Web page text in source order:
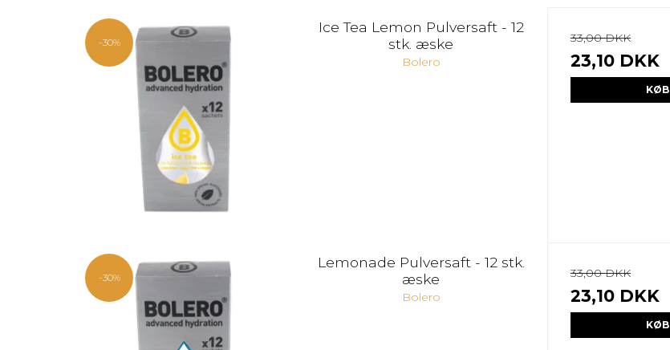
-30%
Ice Tea Lemon Pulversaft - 12
stk. æske
Bolero
33,00 DKK
23,10 DKK
KØB
-30%
Lemonade Pulversaft - 12 stk.
æske
Bolero
33,00 DKK
23,10 DKK
KØB